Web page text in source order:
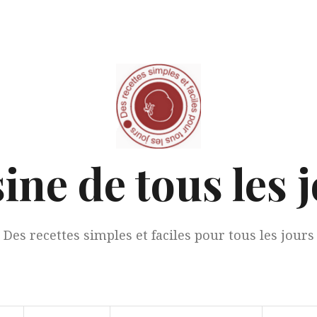
de tous les
Des recettes simples et faciles pour tous les jours